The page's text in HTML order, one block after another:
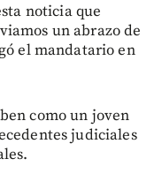
noticia que
un abrazo de
el mandatario en
como un joven
judiciales